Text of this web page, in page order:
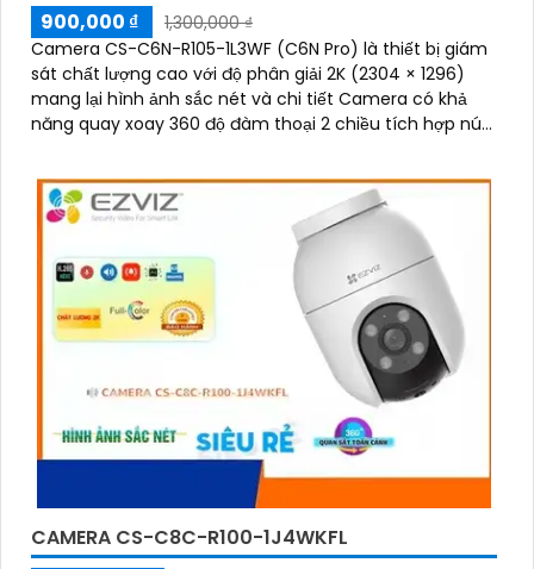
900,000 ₫
1,300,000 ₫
Camera CS-C6N-R105-1L3WF (C6N Pro) là thiết bị giám
sát chất lượng cao với độ phân giải 2K (2304 × 1296)
mang lại hình ảnh sắc nét và chi tiết Camera có khả
năng quay xoay 360 độ đàm thoại 2 chiều tích hợp nút
xa Ngoài ra camera còn được trang bị công nghệ phát
hiện chuyển động thông minh tăng cường an ninh cho
không gian của bạn. Loại Camera quan sát Wifi Không
CAMERA CS-C8C-R100-1J4WKFL